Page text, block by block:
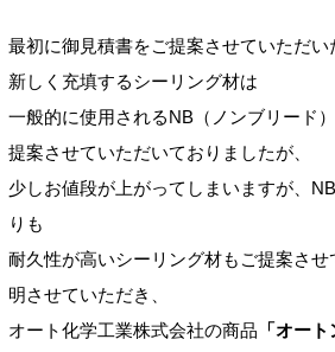
最初に御見積書をご提案させていただい
新しく充填するシーリング材は
一般的に使用されるNB（ノンブリード
提案させていただいておりましたが、
少しお値段が上がってしまいますが、
りも
耐久性が高いシーリング材もご提案させ
明させていただき、
オート化学工業株式会社の商品 「オー